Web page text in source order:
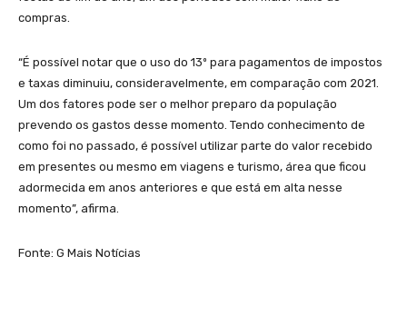
compras.
“É possível notar que o uso do 13º para pagamentos de impostos
e taxas diminuiu, consideravelmente, em comparação com 2021.
Um dos fatores pode ser o melhor preparo da população
prevendo os gastos desse momento. Tendo conhecimento de
como foi no passado, é possível utilizar parte do valor recebido
em presentes ou mesmo em viagens e turismo, área que ficou
adormecida em anos anteriores e que está em alta nesse
momento”, afirma.
Fonte: G Mais Notícias